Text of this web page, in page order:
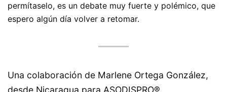
permítaselo, es un debate muy fuerte y polémico, que
espero algún día volver a retomar.
Una colaboración de Marlene Ortega González,
desde Nicaragua para ASODISPRO®